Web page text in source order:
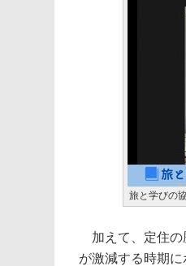
旅と学びの
加えて、定住の
が激減する時期